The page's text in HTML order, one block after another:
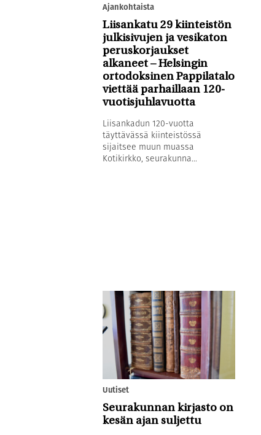
Ajankohtaista
Liisankatu 29 kiinteistön
julkisivujen ja vesikaton
peruskorjaukset
alkaneet – Helsingin
ortodoksinen Pappilatalo
viettää parhaillaan 120-
vuotisjuhlavuotta
Liisankadun 120-vuotta
täyttävässä kiinteistössä
sijaitsee muun muassa
Kotikirkko, seurakunna...
Uutiset
Seurakunnan kirjasto on
kesän ajan suljettu